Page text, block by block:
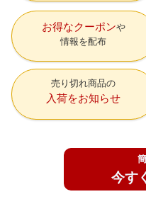
お得なクーポン
情報を配布
売り切れ商品の
入荷をお知らせ
今す